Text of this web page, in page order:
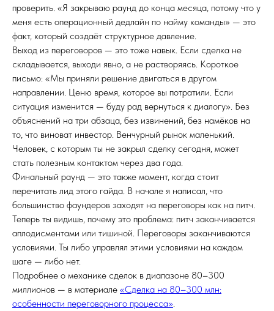
проверить. «Я закрываю раунд до конца месяца, потому что у
меня есть операционный дедлайн по найму команды» — это
факт, который создаёт структурное давление.
Выход из переговоров — это тоже навык. Если сделка не
складывается, выходи явно, а не растворяясь. Короткое
письмо: «Мы приняли решение двигаться в другом
направлении. Ценю время, которое вы потратили. Если
ситуация изменится — буду рад вернуться к диалогу». Без
объяснений на три абзаца, без извинений, без намёков на
то, что виноват инвестор. Венчурный рынок маленький.
Человек, с которым ты не закрыл сделку сегодня, может
стать полезным контактом через два года.
Финальный раунд — это также момент, когда стоит
перечитать лид этого гайда. В начале я написал, что
большинство фаундеров заходят на переговоры как на питч.
Теперь ты видишь, почему это проблема: питч заканчивается
аплодисментами или тишиной. Переговоры заканчиваются
условиями. Ты либо управлял этими условиями на каждом
шаге — либо нет.
Подробнее о механике сделок в диапазоне 80–300
миллионов — в материале «Сделка на 80–300 млн:
особенности переговорного процесса».